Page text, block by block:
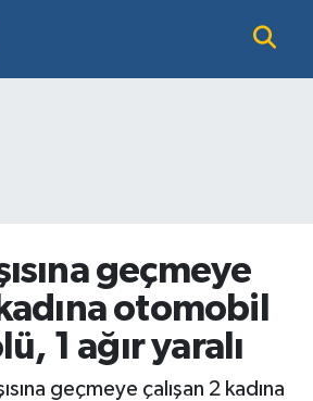
geçmeye
otomobil
1 ağır yaralı
geçmeye çalışan 2 kadına
Durumu ve Fikstür